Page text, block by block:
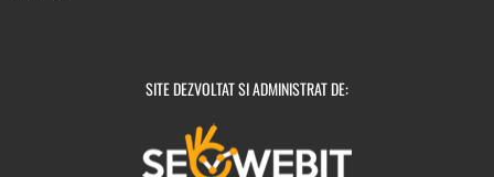
SITE DEZVOLTAT SI ADMINISTRAT DE: